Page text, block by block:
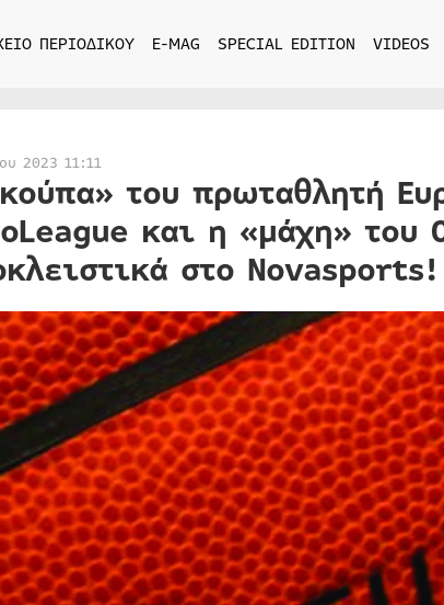
ΠΕΡΙΟΔΙΚΟΥ E-MAG SPECIAL EDITION VIDEOS
2023 11:11
του πρωταθλητή
και η «μάχη» του
στο Novasports!